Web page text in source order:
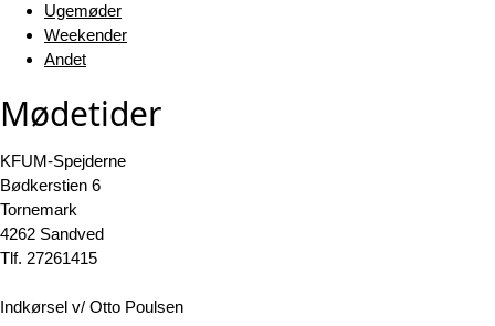
Ugemøder
Weekender
Andet
Mødetider
KFUM-Spejderne
Bødkerstien 6
Tornemark
4262 Sandved
Tlf. 27261415
Indkørsel v/ Otto Poulsen